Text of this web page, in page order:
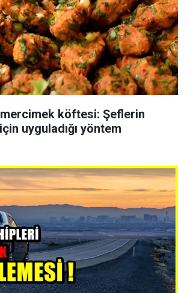
köftesi: Şeflerin
uyguladığı yöntem